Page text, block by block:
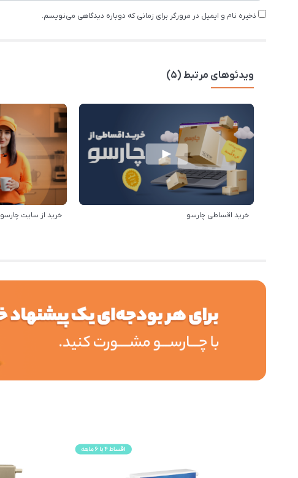
ذخیره نام و ایمیل در مرورگر برای زمانی که دوباره دیدگاهی می‌نویسم.
ویدئوهای مرتبط (5)
خرید اقساطی چارسو خرید از سایت چارسو